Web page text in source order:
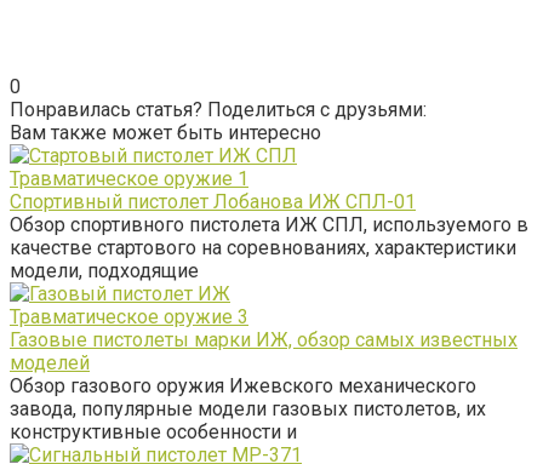
0
Понравилась статья? Поделиться с друзьями:
Вам также может быть интересно
Травматическое оружие 1
Спортивный пистолет Лобанова ИЖ СПЛ-01
Обзор спортивного пистолета ИЖ СПЛ, используемого в
качестве стартового на соревнованиях, характеристики
модели, подходящие
Травматическое оружие 3
Газовые пистолеты марки ИЖ, обзор самых известных
моделей
Обзор газового оружия Ижевского механического
завода, популярные модели газовых пистолетов, их
конструктивные особенности и